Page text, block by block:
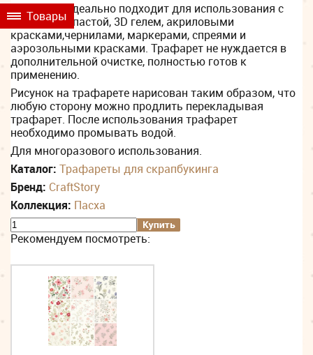
Трафарет идеально подходит для использования с
текстурной пастой, 3D гелем, акриловыми
красками,чернилами, маркерами, спреями и
аэрозольными красками. Трафарет не нуждается в
дополнительной очистке, полностью готов к
применению.
Рисунок на трафарете нарисован таким образом, что
любую сторону можно продлить перекладывая
трафарет. После использования трафарет
необходимо промывать водой.
Для многоразового использования.
Каталог: Трафареты для скрапбукинга
Бренд: CraftStory
Коллекция: Пасха
Рекомендуем посмотреть:
Товары